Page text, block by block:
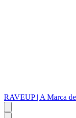
RAVEUP | A Marca